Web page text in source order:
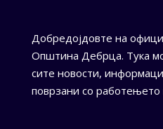
Добредојдовте на
Општина Дебрца. Тука
сите новости,
поврзани со